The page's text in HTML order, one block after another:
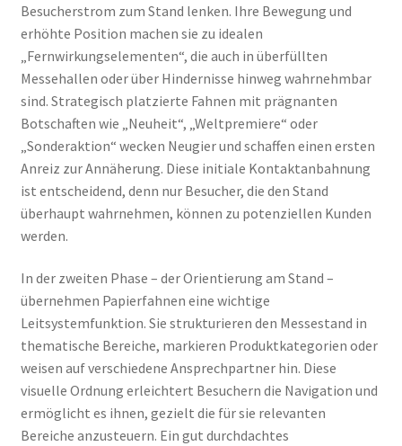
Besucherstrom zum Stand lenken. Ihre Bewegung und
erhöhte Position machen sie zu idealen
„Fernwirkungselementen“, die auch in überfüllten
Messehallen oder über Hindernisse hinweg wahrnehmbar
sind. Strategisch platzierte Fahnen mit prägnanten
Botschaften wie „Neuheit“, „Weltpremiere“ oder
„Sonderaktion“ wecken Neugier und schaffen einen ersten
Anreiz zur Annäherung. Diese initiale Kontaktanbahnung
ist entscheidend, denn nur Besucher, die den Stand
überhaupt wahrnehmen, können zu potenziellen Kunden
werden.
In der zweiten Phase – der Orientierung am Stand –
übernehmen Papierfahnen eine wichtige
Leitsystemfunktion. Sie strukturieren den Messestand in
thematische Bereiche, markieren Produktkategorien oder
weisen auf verschiedene Ansprechpartner hin. Diese
visuelle Ordnung erleichtert Besuchern die Navigation und
ermöglicht es ihnen, gezielt die für sie relevanten
Bereiche anzusteuern. Ein gut durchdachtes